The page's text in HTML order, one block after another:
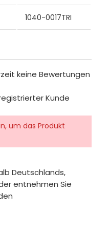
1040-0017TRI
keine Bewertungen
Kunde
um das Produkt
Deutschlands,
entnehmen Sie